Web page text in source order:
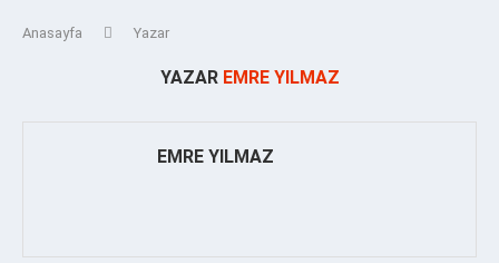
Anasayfa Yazar
YAZAR EMRE YILMAZ
EMRE YILMAZ